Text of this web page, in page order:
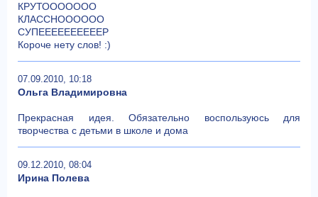
КРУТООООООО
КЛАССНОООООО
СУПЕЕЕЕЕЕЕЕЕЕР
Короче нету слов! :)
07.09.2010, 10:18
Ольга Владимировна
Прекрасная идея. Обязательно воспользуюсь для
творчества с детьми в школе и дома
09.12.2010, 08:04
Ирина Полева